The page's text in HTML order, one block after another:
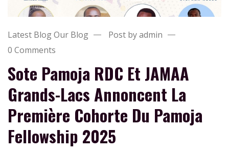
Latest BlogOur Blog
Post by admin
0 Comments
Sote Pamoja RDC Et JAMAA
Grands-Lacs Annoncent La
Première Cohorte Du Pamoja
Fellowship 2025